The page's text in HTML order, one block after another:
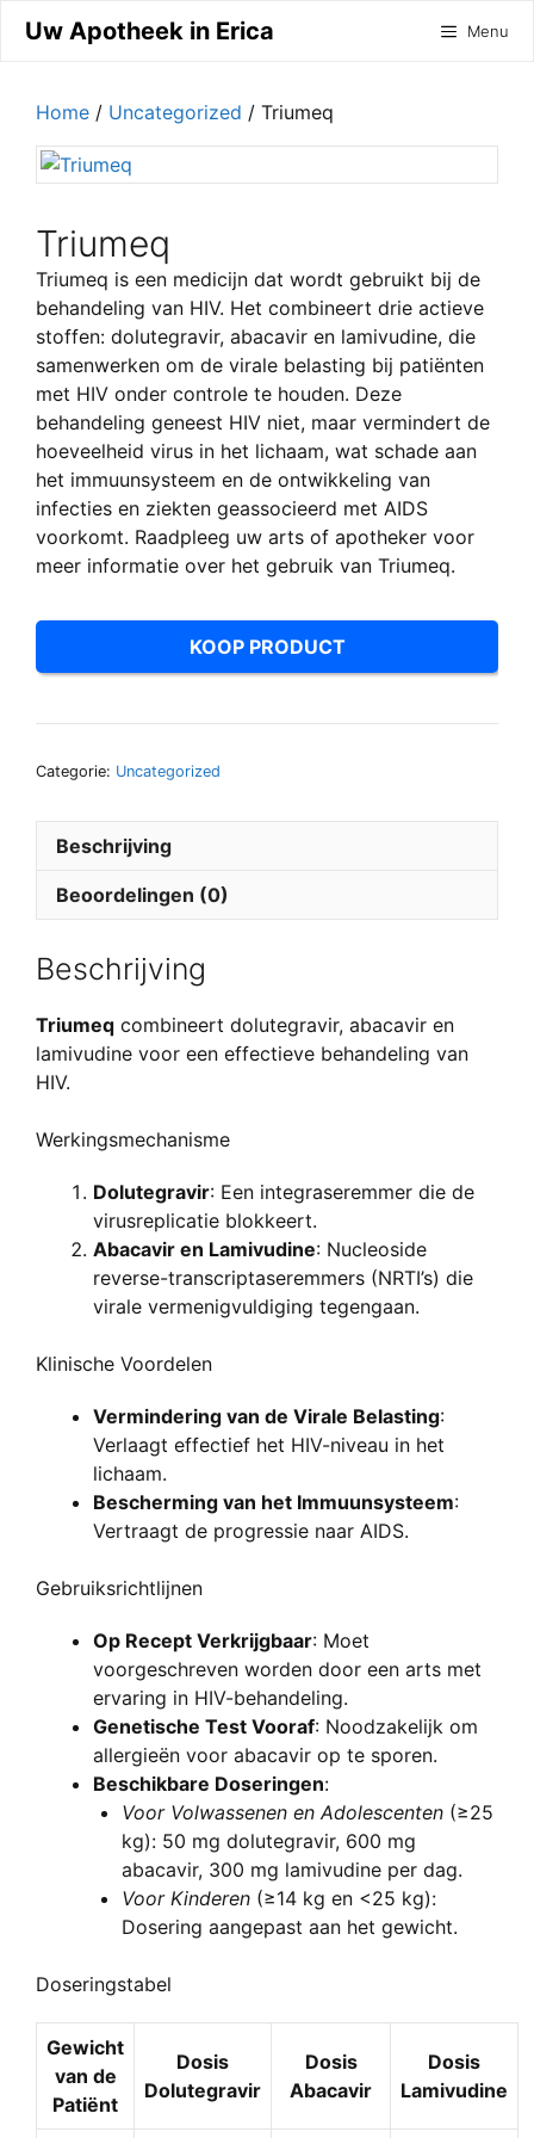
naar
inhoud
Uw Apotheek in Erica Menu
Home / Uncategorized / Triumeq
Triumeq
Triumeq is een medicijn dat wordt gebruikt bij de
behandeling van HIV. Het combineert drie actieve
stoffen: dolutegravir, abacavir en lamivudine, die
samenwerken om de virale belasting bij patiënten
met HIV onder controle te houden. Deze
behandeling geneest HIV niet, maar vermindert de
hoeveelheid virus in het lichaam, wat schade aan
het immuunsysteem en de ontwikkeling van
infecties en ziekten geassocieerd met AIDS
voorkomt. Raadpleeg uw arts of apotheker voor
meer informatie over het gebruik van Triumeq.
KOOP PRODUCT
Categorie: Uncategorized
Beschrijving
Beoordelingen (0)
Beschrijving
Triumeq combineert dolutegravir, abacavir en
lamivudine voor een effectieve behandeling van
HIV.
Werkingsmechanisme
Dolutegravir: Een integraseremmer die de
virusreplicatie blokkeert.
Abacavir en Lamivudine: Nucleoside
reverse-transcriptaseremmers (NRTI’s) die
virale vermenigvuldiging tegengaan.
Klinische Voordelen
Vermindering van de Virale Belasting:
Verlaagt effectief het HIV-niveau in het
lichaam.
Bescherming van het Immuunsysteem:
Vertraagt de progressie naar AIDS.
Gebruiksrichtlijnen
Op Recept Verkrijgbaar: Moet
voorgeschreven worden door een arts met
ervaring in HIV-behandeling.
Genetische Test Vooraf: Noodzakelijk om
allergieën voor abacavir op te sporen.
Beschikbare Doseringen:
Voor Volwassenen en Adolescenten (≥25
kg): 50 mg dolutegravir, 600 mg
abacavir, 300 mg lamivudine per dag.
Voor Kinderen (≥14 kg en <25 kg):
Dosering aangepast aan het gewicht.
Doseringstabel
Gewicht
van de
Patiënt
Dosis
Dolutegravir
Dosis
Abacavir
Dosis
Lamivudine